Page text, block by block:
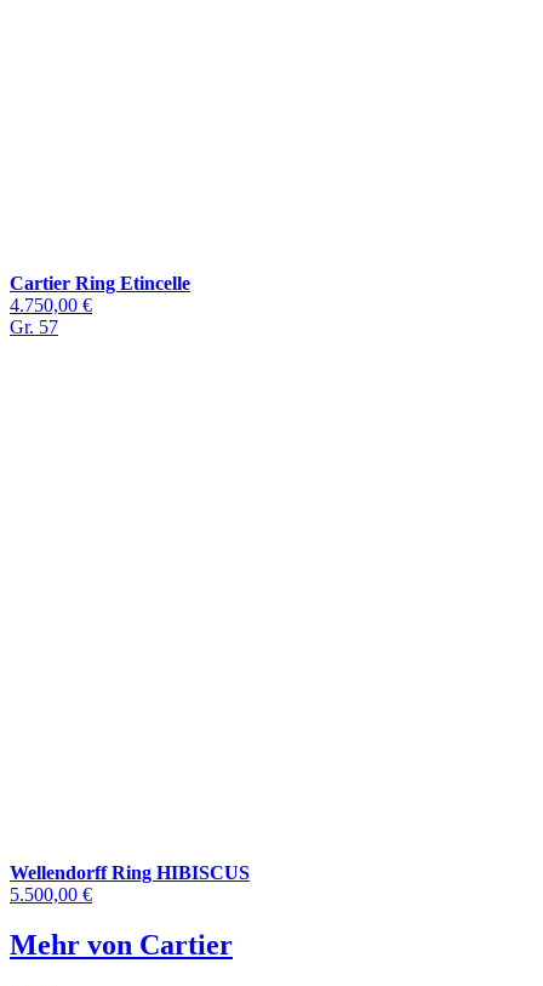
Cartier Ring Etincelle
4.750,00 €
Gr. 57
Wellendorff Ring HIBISCUS
5.500,00 €
Mehr von Cartier